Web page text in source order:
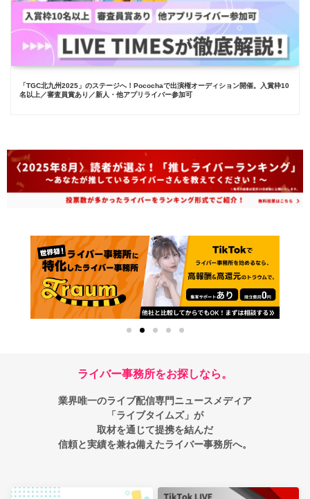
「TGC北九州2025」のステージへ！Pocochaで出演権オーディション開催。入賞枠10
名以上／審査員賞あり／新人・他アプリライバー参加可
ライバー事務所をお探しなら。
業界唯一のライブ配信専門ニュースメディア
「ライブタイムズ」が
取材を通じて提携を結んだ
信頼と実績を兼ね備えたライバー事務所へ。